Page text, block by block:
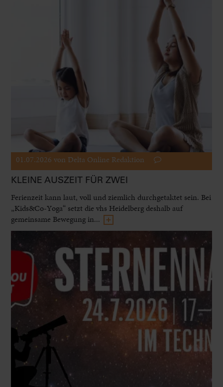
01.07.2026 von Delta Online Redaktion
KLEINE AUSZEIT FÜR ZWEI
Ferienzeit kann laut, voll und ziemlich durchgetaktet sein. Bei
„Kids&Co-Yoga“ setzt die vhs Heidelberg deshalb auf
gemeinsame Bewegung in...